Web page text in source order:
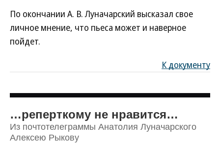
По окончании А. В. Луначарский высказал свое
личное мнение, что пьеса может и наверное
пойдет.
К документу
…реперткому не нравится…
Из почтотелеграммы Анатолия Луначарского
Алексею Рыкову